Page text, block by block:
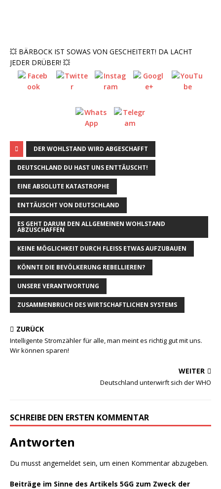
💥 BÄRBOCK IST SOWAS VON GESCHEITERT! DA LACHT
JEDER DRÜBER! 💥
DER WOHLSTAND WIRD ABGESCHAFFT
DEUTSCHLAND DU HAST UNS ENTTÄUSCHT!
EINE ABSOLUTE KATASTROPHE
ENTTÄUSCHT VON DEUTSCHLAND
ES GEHT DARUM DEN ALLGEMEINEN WOHLSTAND
ABZUSCHAFFEN
KEINE MÖGLICHKEIT DURCH FLEISS ETWAS AUFZUBAUEN
KÖNNTE DIE BEVÖLKERUNG REBELLIEREN?
UNSERE VERANTWORTUNG
ZUSAMMENBRUCH DES WIRTSCHAFTLICHEN SYSTEMS
ZURÜCK
Intelligente Stromzähler für alle, man meint es richtig gut mit uns.
Wir können sparen!
WEITER
Deutschland unterwirft sich der WHO
SCHREIBE DEN ERSTEN KOMMENTAR
Antworten
Du musst angemeldet sein, um einen Kommentar abzugeben.
Beiträge im Sinne des Artikels 5GG zum Zweck der